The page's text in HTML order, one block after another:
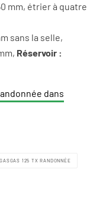
mm, étrier à quatre
sans la selle,
Réservoir :
dans
GASGAS 125 TX RANDONNÉE